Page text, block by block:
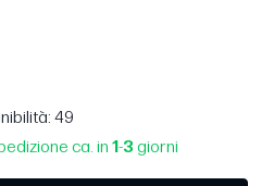
: 49
ca. in 1-3 giorni